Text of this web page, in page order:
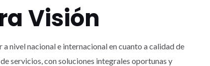
Visión
a nivel nacional e internacional en cuanto a calidad de
servicios, con soluciones integrales oportunas y